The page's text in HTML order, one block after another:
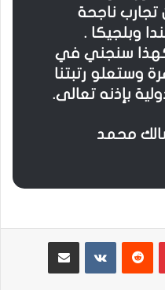
ناجحة
وبلجيكا .
كهذا سنجني في
وستعلو رتبتنا
بإذنه تعالى.
محمد
بينتيريست مشاركة عبر البريد